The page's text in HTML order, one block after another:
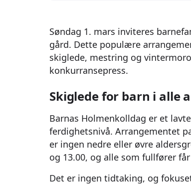
Søndag 1. mars inviteres
gård. Dette populære
skiglede, mestring og
konkurransepress.
Skiglede for barn i alle
Barnas Holmenkolldag er et
ferdighetsnivå. Arrangementet
er ingen nedre eller øvre
og 13.00, og alle som fullfører
Det er ingen tidtaking, og